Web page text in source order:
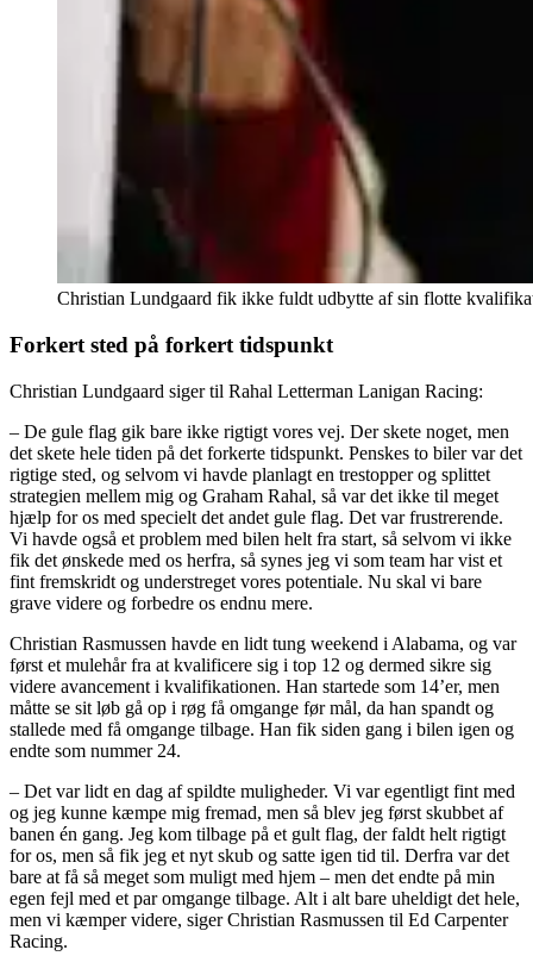
Christian Lundgaard fik ikke fuldt udbytte af sin flotte
Forkert sted på forkert tidspunkt
Christian Lundgaard siger til Rahal Letterman Lanigan Racing:
– De gule flag gik bare ikke rigtigt vores vej. Der skete noget, men
det skete hele tiden på det forkerte tidspunkt. Penskes to biler var det
rigtige sted, og selvom vi havde planlagt en trestopper og splittet
strategien mellem mig og Graham Rahal, så var det ikke til meget
hjælp for os med specielt det andet gule flag. Det var frustrerende.
Vi havde også et problem med bilen helt fra start, så selvom vi ikke
fik det ønskede med os herfra, så synes jeg vi som team har vist et
fint fremskridt og understreget vores potentiale. Nu skal vi bare
grave videre og forbedre os endnu mere.
Christian Rasmussen havde en lidt tung weekend i Alabama, og var
først et mulehår fra at kvalificere sig i top 12 og dermed sikre sig
videre avancement i kvalifikationen. Han startede som 14’er, men
måtte se sit løb gå op i røg få omgange før mål, da han spandt og
stallede med få omgange tilbage. Han fik siden gang i bilen igen og
endte som nummer 24.
– Det var lidt en dag af spildte muligheder. Vi var egentligt fint med
og jeg kunne kæmpe mig fremad, men så blev jeg først skubbet af
banen én gang. Jeg kom tilbage på et gult flag, der faldt helt rigtigt
for os, men så fik jeg et nyt skub og satte igen tid til. Derfra var det
bare at få så meget som muligt med hjem – men det endte på min
egen fejl med et par omgange tilbage. Alt i alt bare uheldigt det hele,
men vi kæmper videre, siger Christian Rasmussen til Ed Carpenter
Racing.